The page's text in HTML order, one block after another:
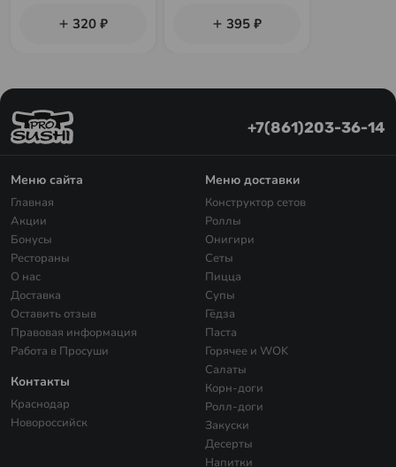
320 ₽ 395 ₽
+7(861)203-36-14
Меню сайта
Главная
Акции
Бонусы
Рестораны
О нас
Доставка
Оставить отзыв
Правовая информация
Работа в Просуши
Контакты
Краснодар
Новороссийск
Меню доставки
Конструктор сетов
Роллы
Онигири
Сеты
Пицца
Супы
Гёдза
Паста
Горячее и WOK
Салаты
Корн-доги
Ролл-доги
Закуски
Десерты
Напитки